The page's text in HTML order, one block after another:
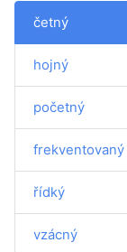
četný
hojný
početný
frekventovaný
řídký
vzácný